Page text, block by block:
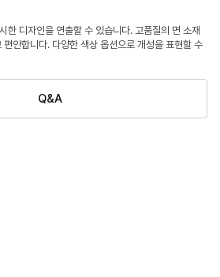
한 디자인을 연출할 수 있습니다. 고품질의 면 소재
편안합니다. 다양한 색상 옵션으로 개성을 표현할 수
Q&A